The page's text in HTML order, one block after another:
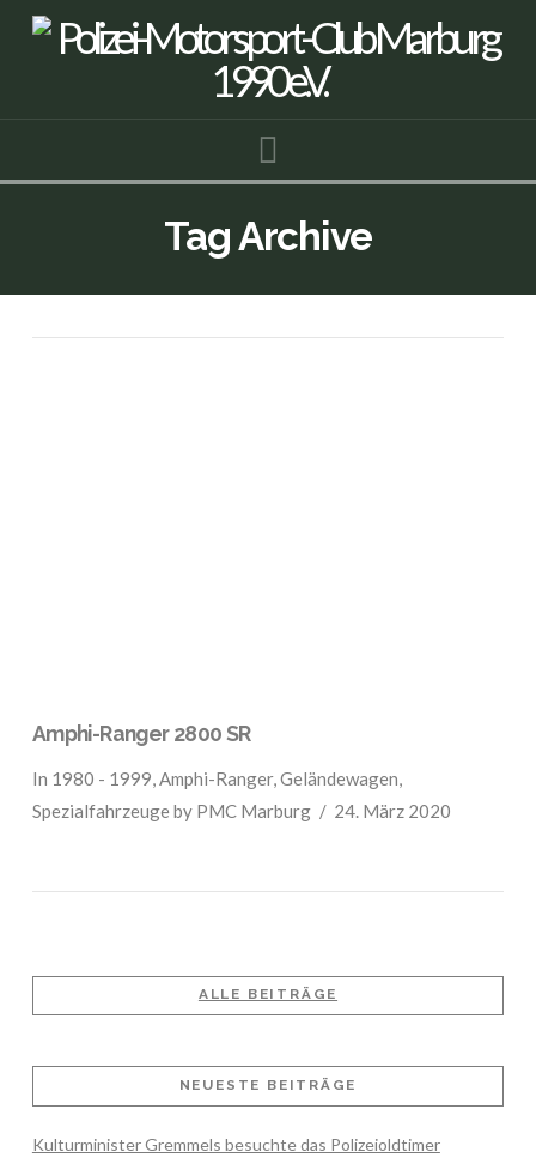
Tag Archive
VIEW POST
Amphi-Ranger 2800 SR
In 1980 - 1999,Amphi-Ranger,Geländewagen,
Spezialfahrzeugeby PMC Marburg 24. März 2020
ALLE BEITRÄGE
NEUESTE BEITRÄGE
Kulturminister Gremmels besuchte das Polizeioldtimer